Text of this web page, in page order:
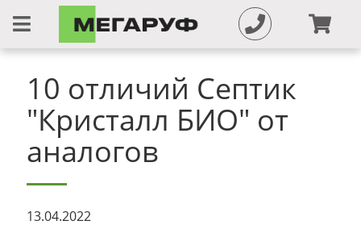
10 отличий Септик
"Кристалл БИО" от
аналогов
13.04.2022